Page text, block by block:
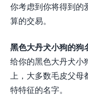
你考虑到你将得到的
算的交易。
黑色大丹犬小狗的狗
给你的黑色大丹犬小
上，大多数毛皮父母
特特征的名字。